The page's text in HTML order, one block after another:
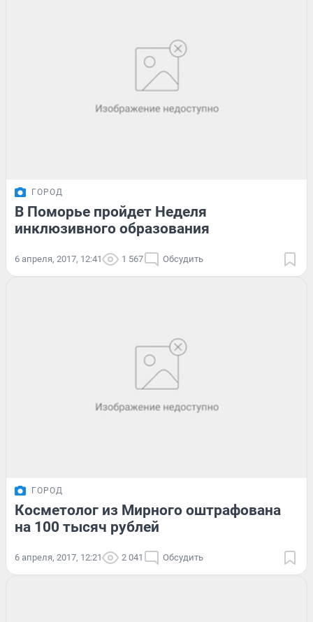
ГОРОД
В Поморье пройдет Неделя
инклюзивного образования
6 апреля, 2017, 12:41 1 567 Обсудить
ГОРОД
Косметолог из Мирного оштрафована
на 100 тысяч рублей
6 апреля, 2017, 12:21 2 041 Обсудить